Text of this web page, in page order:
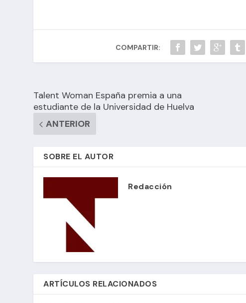
COMPARTIR:
Talent Woman España premia a una
estudiante de la Universidad de Huelva
ANTERIOR
SOBRE EL AUTOR
Redacción
ARTÍCULOS RELACIONADOS